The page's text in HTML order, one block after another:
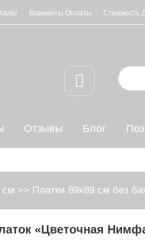
Варианты Оплаты Стоимость
Отзывы Блог
см >> Платки 89х89 см без
«Цветочная